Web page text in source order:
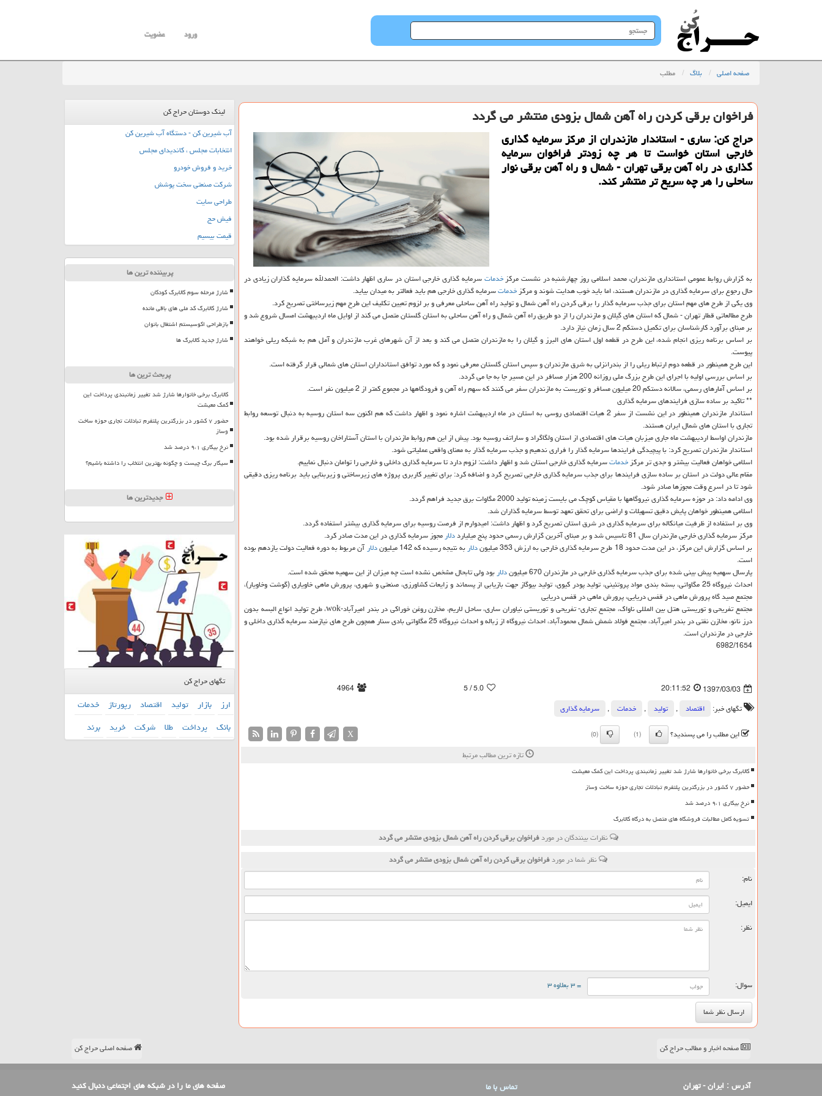
جستجو
در
ورود عضویت
صفحه اصلی بلاگ مطلب
فراخوان برقی كردن راه آهن شمال بزودی منتشر می گردد
حراج كن: ساری - استاندار مازندران از مركز سرمایه گذاری
خارجی استان خواست تا هر چه زودتر فراخوان سرمایه
گذاری در راه آهن برقی تهران - شمال و راه آهن برقی نوار
ساحلی را هر چه سریع تر منتشر كند.
به گزارش روابط عمومی استانداری مازندران، محمد اسلامی روز چهارشنبه در نشست مركزخدماتسرمایه گذاری خارجی استان در ساری اظهار داشت: الحمدلله سرمایه گذاران زیادی در
حال رجوع برای سرمایه گذاری در مازندران هستند، اما باید خوب هدایت شوند و مركزخدماتسرمایه گذاری خارجی هم باید فعالتر به میدان بیاید.
وی یكی از طرح های مهم استان برای جذب سرمایه گذار را برقی كردن راه آهن شمال و تولید راه آهن ساحلی معرفی و بر لزوم تعیین تكلیف این طرح مهم زیرساختی تصریح كرد.
طرح مطالعاتی قطار تهران - شمال كه استان های گیلان و مازندران را از دو طریق راه آهن شمال و راه آهن ساحلی به استان گلستان متصل می كند از اوایل ماه اردیبهشت امسال شروع شد و
بر مبنای برآورد كارشناسان برای تكمیل دستكم 2 سال زمان نیاز دارد.
بر اساس برنامه ریزی انجام شده، این طرح در قطعه اول استان های البرز و گیلان را به مازندران متصل می كند و بعد از آن شهرهای غرب مازندران و آمل هم به شبكه ریلی خواهند
پیوست.
این طرح همینطور در قطعه دوم ارتباط ریلی را از بندرانزلی به شرق مازندران و سپس استان گلستان معرفی نمود و كه مورد توافق استانداران استان های شمالی قرار گرفته است.
بر اساس بررسی اولیه با اجرای این طرح بزرگ ملی روزانه 200 هزار مسافر در این مسیر جا به جا می گردد.
بر اساس آمارهای رسمی، سالانه دستكم 20 میلیون مسافر و توریست به مازندران سفر می كنند كه سهم راه آهن و فرودگاهها در مجموع كمتر از 2 میلیون نفر است.
** تاكید بر ساده سازی فرایندهای سرمایه گذاری
استاندار مازندران همینطور در این نشست از سفر 2 هیات اقتصادی روسی به استان در ماه اردیبهشت اشاره نمود و اظهار داشت كه هم اكنون سه استان روسیه به دنبال توسعه روابط
تجاری با استان های شمال ایران هستند.
مازندران اواسط اردیبهشت ماه جاری میزبان هیات های اقتصادی از استان ولگاگراد و ساراتف روسیه بود. پیش از این هم روابط مازندران با استان آستاراخان روسیه برقرار شده بود.
استاندار مازندران تصریح كرد: با پیچیدگی فرایندها سرمایه گذار را فراری ندهیم و جذب سرمایه گذار به معنای واقعی عملیاتی شود.
اسلامی خواهان فعالیت بیشتر و جدی تر مركزخدماتسرمایه گذاری خارجی استان شد و اظهار داشت: لزوم دارد تا سرمایه گذاری داخلی و خارجی را توامان دنبال نماییم.
مقام عالی دولت در استان بر ساده سازی فرایندها برای جذب سرمایه گذاری خارجی تصریح كرد و اضافه كرد: برای تغییر كاربری پروژه های زیرساختی و زیربنایی باید برنامه ریزی دقیقی
شود تا در اسرع وقت مجوزها صادر شود.
وی ادامه داد: در حوزه سرمایه گذاری نیروگاهها با مقیاس كوچك می بایست زمینه تولید 2000 مگاوات برق جدید فراهم گردد.
اسلامی همینطور خواهان پایش دقیق تسهیلات و اراضی برای تحقق تعهد توسط سرمایه گذاران شد.
وی بر استفاده از ظرفیت میانكاله برای سرمایه گذاری در شرق استان تصریح كرد و اظهار داشت: امیدوارم از فرصت روسیه برای سرمایه گذاری بیشتر استفاده گردد.
مركز سرمایه گذاری خارجی مازندران سال 81 تاسیس شد و بر مبنای آخرین گزارش رسمی حدود پنج میلیارد
دلارمجوز سرمایه گذاری در این مدت صادر كرد.
بر اساس گزارش این مركز، در این مدت حدود 18 طرح سرمایه گذاری خارجی به ارزش 353 میلیون
دلاربه نتیجه رسیده كه 142 میلیون دلارآن مربوط به دوره فعالیت دولت یازدهم بوده
است.
پارسال سهمیه پیش بینی شده برای جذب سرمایه گذاری خارجی در مازندران 670 میلیون
دلاربود ولی تابحال مشخص نشده است چه میزان از این سهمیه محقق شده است.
احداث نیروگاه 25 مگاواتی، بسته بندی مواد پروتئینی، تولید پودر كیوی، تولید بیوگاز جهت بازیابی از پسماند و زایعات كشاورزی، صنعتی و شهری، پرورش ماهی خاویاری (گوشت وخاویار)،
مجتمع صید گاه پرورش ماهی در قفس دریایی، پرورش ماهی در قفس دریایی
مجتمع تفریحی و توریستی هتل بین المللی ناواك، مجتمع تجاری- تفریحی و توریستی نیاوران ساری، ساحل لاریم، مخازن روغن خوراكی در بندر امیرآباد-wok، طرح تولید انواع البسه بدون
درز نانو، مخازن نفتی در بندر امیرآباد، مجتمع فولاد شمش شمال محمودآباد، احداث نیروگاه از زباله و احداث نیروگاه 25 مگاواتی بادی سنار همچون طرح های نیازمند سرمایه گذاری داخلی و
خارجی در مازندران است.
6982/1654
1397/03/03
20:11:52
5.0
/ 5
4964
تگهای خبر:
اقتصاد , تولید , خدمات ,
سرمایه گذاری
این مطلب را می پسندید؟
(1)
(0)
X
تازه ترین مطالب مرتبط
کالابرگ برخی خانوارها شارژ شد تغییر زمانبندی پرداخت این کمک معیشت
حضور ۷ کشور در بزرگترین پلتفرم تبادلات تجاری حوزه ساخت وساز
نرخ بیکاری ۹،۱ درصد شد
تسویه کامل مطالبات فروشگاه های متصل به درگاه کالابرگ
نظرات بینندگان در موردفراخوان برقی كردن راه آهن شمال بزودی منتشر می گردد
نظر شما در موردفراخوان برقی كردن راه آهن شمال بزودی منتشر می گردد
نام:
ایمیل:
نظر:
سوال: = ۳ بعلاوه ۳
لینک دوستان حراج کن
آب شیرین کن - دستگاه آب شیرین کن
انتخابات مجلس ، کاندیدای مجلس
خرید و فروش خودرو
شرکت صنعتی سخت پوشش
طراحی سایت
فیش حج
قیمت بیسیم
پربیننده ترین ها
شارژ مرحله سوم کالابرگ کودکان
شارژ کالابرگ کد ملی های باقی مانده
بازطراحی اکوسیستم اشتغال بانوان
شارژ جدید کالابرگ ها
پربحث ترین ها
کالابرگ برخی خانوارها شارژ شد تغییر زمانبندی پرداخت این
کمک معیشت
حضور ۷ کشور در بزرگترین پلتفرم تبادلات تجاری حوزه ساخت
وساز
نرخ بیکاری ۹،۱ درصد شد
سیگار برگ چیست و چگونه بهترین انتخاب را داشته باشیم؟
جدیدترین ها
تگهای حراج کن
ارز بازار تولید اقتصاد رپورتاژ خدمات
بانك پرداخت طلا شركت خرید برند
صفحه اخبار و مطالب حراج کن صفحه اصلی حراج کن
آدرس : ایران - تهران
تماس با ما
صفحه های ما را در شبکه های اجتماعی دنبال کنید